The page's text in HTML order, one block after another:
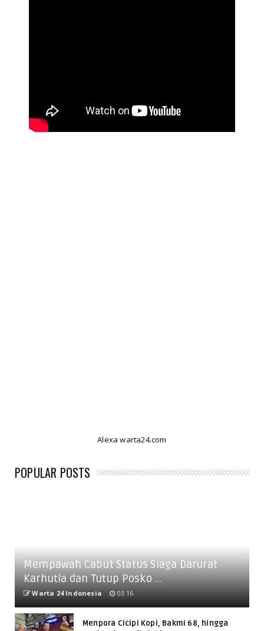
Alexa warta24.com
POPULAR POSTS
Mempawah Cabut Status Siaga Darurat
Karhutla dan Tutup Posko ...
Warta 24 Indonesia 03.16
Menpora Cicipi Kopi, Bakmi 68, hingga